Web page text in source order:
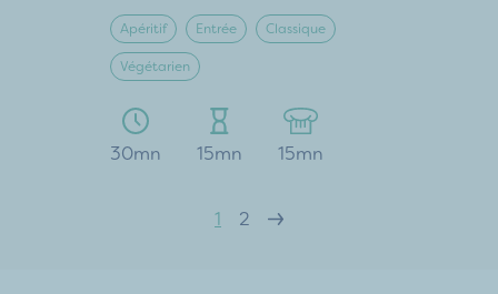
Apéritif Entrée Classique
Végétarien
30mn 15mn 15mn
1 2